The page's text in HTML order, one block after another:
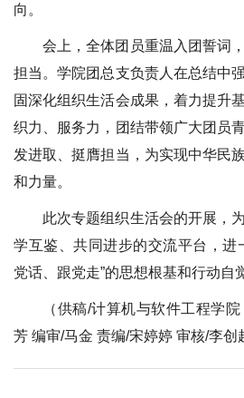
向。
会上，全体团员重温入团誓词
担当。学院团总支负责人在总结中
固深化组织生活会成果，着力提升
织力、服务力，团结带领广大团员
发进取、挺膺担当，为实现中华民
和力量。
此次专题组织生活会的开展，
学互鉴、共同进步的交流平台，进
党话、跟党走”的思想根基和行动自
（供稿/计算机与软件工程学
芳 编审/马金 责编/宋婷婷 审核/李创